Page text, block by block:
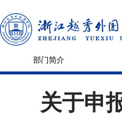
部门简介
关于申